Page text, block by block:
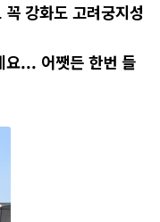
강화도 고려궁지성
요... 어쨋든 한번 들